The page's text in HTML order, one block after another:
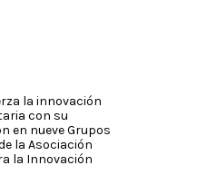
la innovación
con su
en nueve Grupos
la Asociación
la Innovación